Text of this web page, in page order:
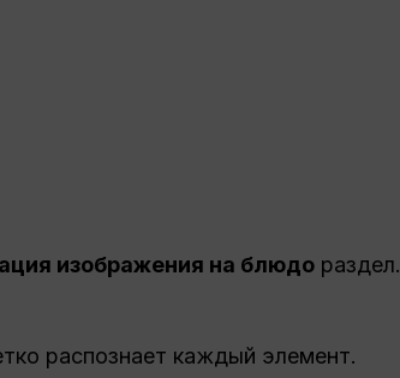
изображения на блюдо раздел.
распознает каждый элемент.